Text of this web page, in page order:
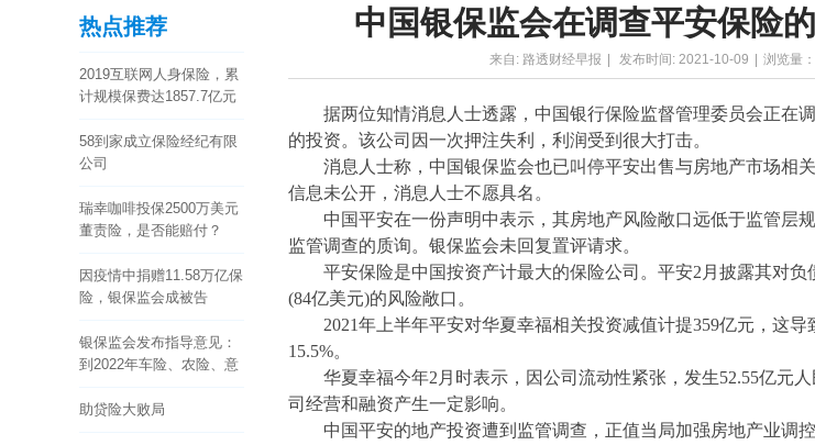
热点推荐
2019互联网人身保险，累
计规模保费达1857.7亿元
58到家成立保险经纪有限
公司
瑞幸咖啡投保2500万美元
董责险，是否能赔付？
因疫情中捐赠11.58万亿保
险，银保监会成被告
银保监会发布指导意见：
到2022年车险、农险、意
要达80%以上
助贷险大败局
中国银保监会在调查平安保险
来自: 路透财经早报 发布时间: 2021-10-09 浏览量：
据两位知情消息人士透露，中国银行保险监督管理委员会正在
的投资。该公司因一次押注失利，利润受到很大打击。
消息人士称，中国银保监会也已叫停平安出售与房地产市场相
信息未公开，消息人士不愿具名。
中国平安在一份声明中表示，其房地产风险敞口远低于监管层
监管调查的质询。银保监会未回复置评请求。
平安保险是中国按资产计最大的保险公司。平安2月披露其对负
(84亿美元)的风险敞口。
2021年上半年平安对华夏幸福相关投资减值计提359亿元，这
15.5%。
华夏幸福今年2月时表示，因公司流动性紧张，发生52.55亿元
司经营和融资产生一定影响。
中国平安的地产投资遭到监管调查，正值当局加强房地产业调控